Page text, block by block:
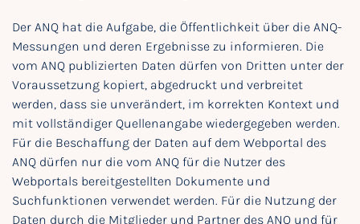
Der ANQ hat die Aufgabe, die Öffentlichkeit über die ANQ-
Messungen und deren Ergebnisse zu informieren. Die
vom ANQ publizierten Daten dürfen von Dritten unter der
Voraussetzung kopiert, abgedruckt und verbreitet
werden, dass sie unverändert, im korrekten Kontext und
mit vollständiger Quellenangabe wiedergegeben werden.
Für die Beschaffung der Daten auf dem Webportal des
ANQ dürfen nur die vom ANQ für die Nutzer des
Webportals bereitgestellten Dokumente und
Suchfunktionen verwendet werden. Für die Nutzung der
Daten durch die Mitglieder und Partner des ANQ und für